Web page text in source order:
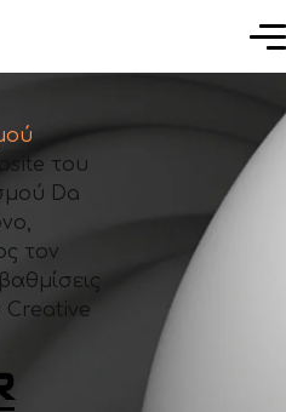
του
Da
τον
Creative